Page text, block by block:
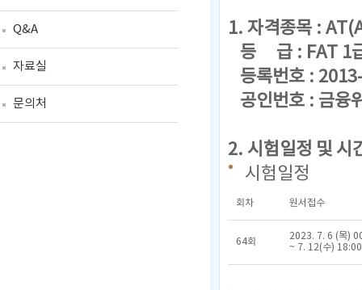
Q&A
자료실
문의처
1. 자격종목 :
등 급 : FAT 1
등록번호 :
공인번호 : 금융
2. 시험일정 및 시
시험일정
회차 원서접수
64회
2023. 7. 6 (목)
~ 7. 12(수) 18:00